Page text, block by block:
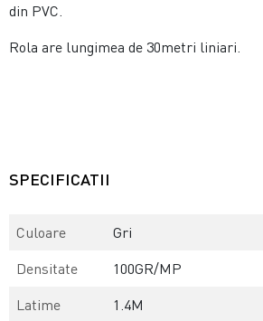
din PVC.
Rola are lungimea de 30metri liniari.
SPECIFICATII
Culoare
Gri
Densitate
100GR/MP
Latime
1.4M